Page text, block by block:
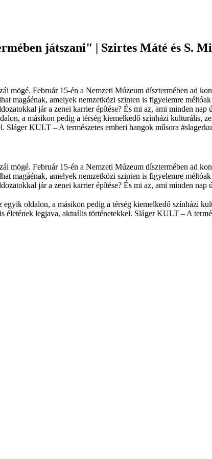
játszani" | Szirtes Máté és S.
mögé. Február 15-én a Nemzeti Múzeum dísztermében ad
magáénak, amelyek nemzetközi szinten is figyelemre
jár a zenei karrier építése? És mi az, ami minden
a másikon pedig a térség kiemelkedő színházi kulturális,
Sláger KULT – A természetes emberi hangok műsora
mögé. Február 15-én a Nemzeti Múzeum dísztermében ad
magáénak, amelyek nemzetközi szinten is figyelemre
jár a zenei karrier építése? És mi az, ami minden nap
oldalon, a másikon pedig a térség kiemelkedő színházi
életének legjava, aktuális történetekkel. Sláger KULT – A